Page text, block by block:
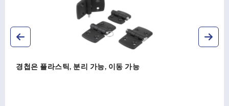
경첩은 플라스틱, 분리 가능, 이동 가능